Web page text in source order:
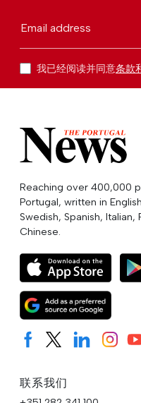
Email address
我已经阅读并同意条款
Reaching over 400,000
Portugal, written in
Swedish, Spanish, Italian,
Chinese.
联系我们